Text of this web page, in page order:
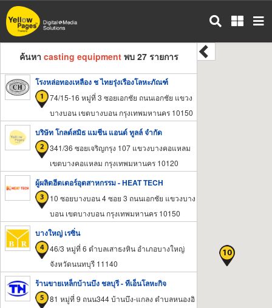
ข้าม
ไป
เนื้อหาค้นหา casting equipmentพบ 27 รายการ
โรงหล่อทองเหลือง ช ไทยรุ่งเรืองโลหะภัณฑ์
74/15-16 หมู่ที่ 3 ซอยเอกชัย ถนนเอกชัย แขวง
บางบอน เขตบางบอน กรุงเทพมหานคร 10150
บริษัท โกลด์สมิธ แมชีน แอนด์ ทูลล์ จำกัด
341/36 ซอยเจริญกรุง 107 แขวงบางคอแหลม
เขตบางคอแหลม กรุงเทพมหานคร 10120
ผู้ผลิตฮีตเตอร์อุตสาหกรรม - HEAT TECH
10 ซอยบางบอน 4 ซอย 3 ถนนเอกชัย แขวงบาง
บอน เขตบางบอน กรุงเทพมหานคร 10150
บางใหญ่ เรซิ่น
46/3 หมู่ที่ 6 ตำบลเสาธงหิน อำเภอบางใหญ่
จังหวัดนนทบุรี 11140
ร้านขายเหล็กบ้านบึง ชลบุรี - ทีเอ็นโลหะกิจ
81 หมู่ที่ 9 ถนน344 บ้านบึง-แกลง ตำบลหนองอิ